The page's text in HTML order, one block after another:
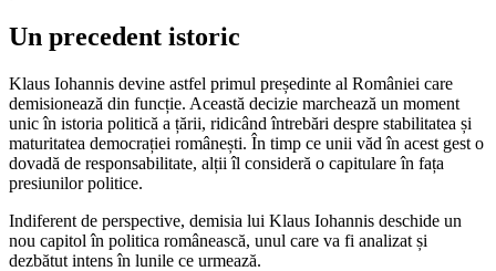
Un precedent istoric
Klaus Iohannis devine astfel primul președinte al României care
demisionează din funcție. Această decizie marchează un moment
unic în istoria politică a țării, ridicând întrebări despre stabilitatea și
maturitatea democrației românești. În timp ce unii văd în acest gest o
dovadă de responsabilitate, alții îl consideră o capitulare în fața
presiunilor politice.
Indiferent de perspective, demisia lui Klaus Iohannis deschide un
nou capitol în politica românească, unul care va fi analizat și
dezbătut intens în lunile ce urmează.